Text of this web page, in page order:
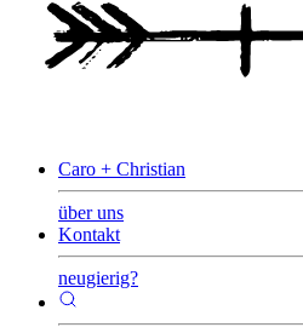
Caro + Christian
über uns
Kontakt
neugierig?